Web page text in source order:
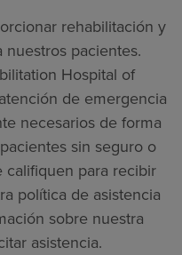
rehabilitación y
pacientes.
Hospital of
de emergencia
necesarios de forma
sin seguro o
para recibir
política de asistencia
sobre nuestra
asistencia.